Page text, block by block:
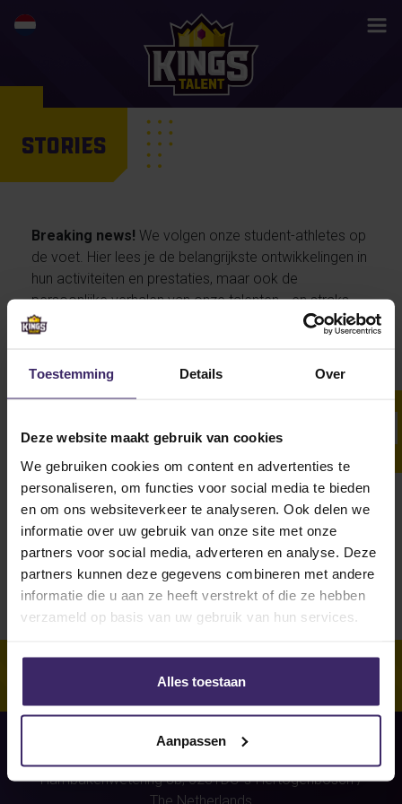
Toestemming Details Over
Deze website maakt gebruik van cookies
We gebruiken cookies om content en advertenties te
personaliseren, om functies voor social media te bieden
en om ons websiteverkeer te analyseren. Ook delen we
informatie over uw gebruik van onze site met onze
partners voor social media, adverteren en analyse. Deze
partners kunnen deze gegevens combineren met andere
informatie die u aan ze heeft verstrekt of die ze hebben
verzameld op basis van uw gebruik van hun services.
Alles toestaan
Aanpassen
STORIES
Breaking news! We volgen onze student-athletes op
de voet. Hier lees je de belangrijkste ontwikkelingen in
hun activiteiten en prestaties, maar ook de
persoonlijke verhalen van onze talenten… en straks
misschien wel jouw life changing story.
Unfortunately, for this athlete
(Yentl Bontekoe)were no stories
found.
Hambakenwetering 8b, 5231DC's-Hertogenbosch /